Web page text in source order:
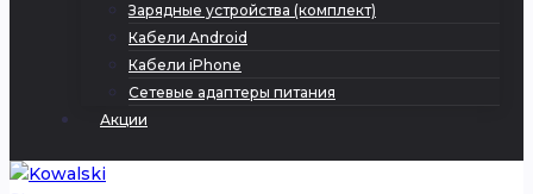
Зарядные устройства (комплект)
Кабели Android
Кабели iPhone
Сетевые адаптеры питания
Акции